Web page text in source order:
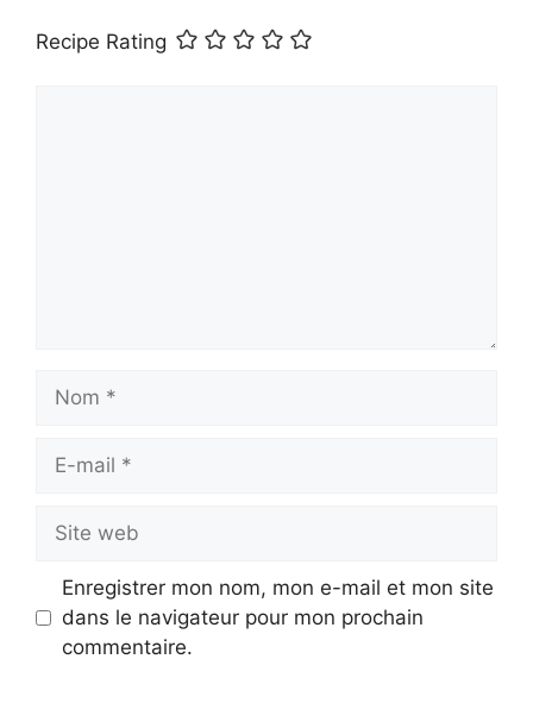
Recipe Rating
mail
web
Enregistrer mon nom, mon e-mail et mon site
dans le navigateur pour mon prochain
commentaire.